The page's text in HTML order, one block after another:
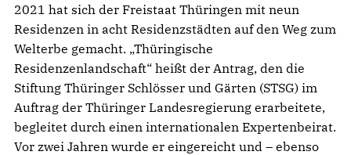
2021 hat sich der Freistaat Thüringen mit neun
Residenzen in acht Residenzstädten auf den Weg zum
Welterbe gemacht. „Thüringische
Residenzenlandschaft“ heißt der Antrag, den die
Stiftung Thüringer Schlösser und Gärten (STSG) im
Auftrag der Thüringer Landesregierung erarbeitete,
begleitet durch einen internationalen Expertenbeirat.
Vor zwei Jahren wurde er eingereicht und – ebenso